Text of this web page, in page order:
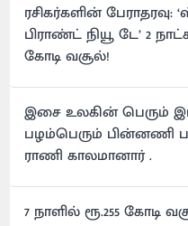
ரசிகர்களின்
பிராண்ட் நியூ டே’ 2
கோடி வசூல்!
இசை உலகின் பெரும்
பழம்பெரும் பின்னணி
ராணி காலமானார் .
7 நாளில் ரூ.255 கோடி